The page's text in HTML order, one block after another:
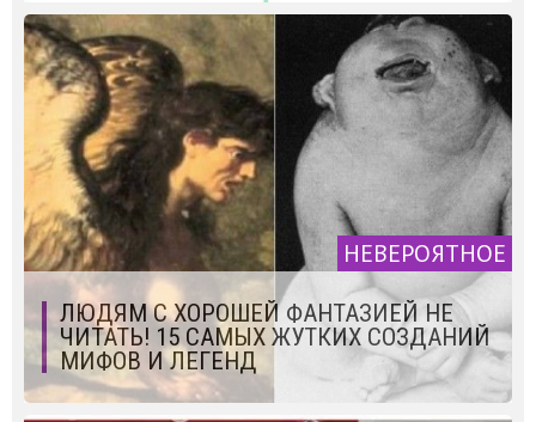
НЕВЕРОЯТНОЕ
ЛЮДЯМ С ХОРОШЕЙ ФАНТАЗИЕЙ НЕ
ЧИТАТЬ! 15 САМЫХ ЖУТКИХ СОЗДАНИЙ
МИФОВ И ЛЕГЕНД